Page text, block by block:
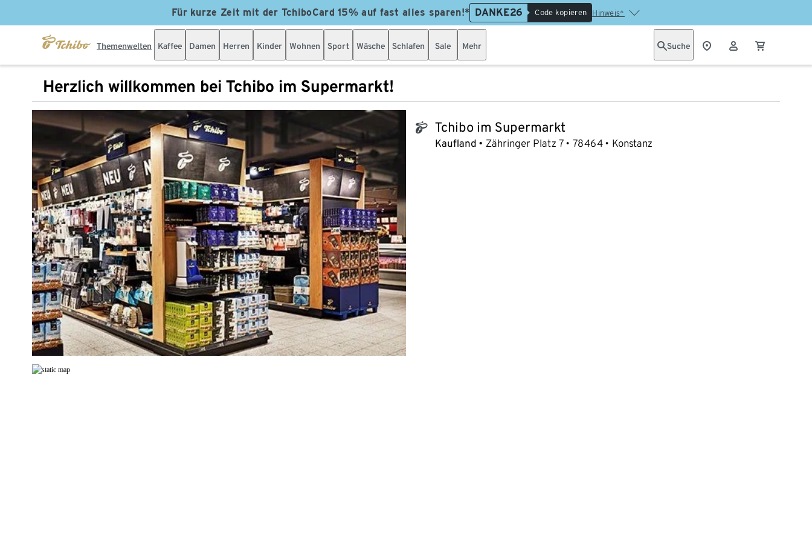
Für kurze Zeit mit der TchiboCard 15% auf fast alles sparen!* DANKE26 Code kopieren Hinweis*
Themenwelten Kaffee Damen Herren Kinder Wohnen Sport Wäsche Schlafen Sale Mehr Suche
Herzlich willkommen bei Tchibo im Supermarkt!
tchibo_logo Tchibo im Supermarkt
Kaufland Zähringer Platz 7 78464 Konstanz